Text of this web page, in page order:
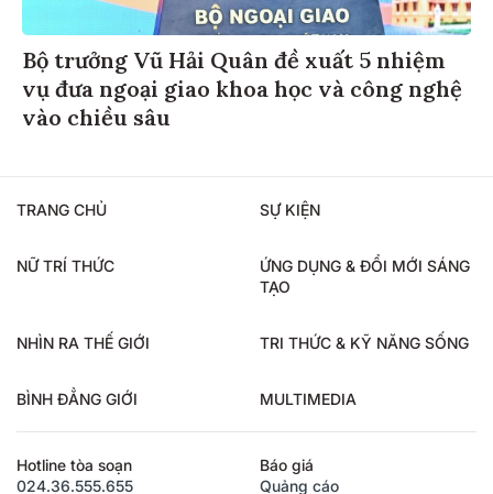
Bộ trưởng Vũ Hải Quân đề xuất 5 nhiệm
vụ đưa ngoại giao khoa học và công nghệ
vào chiều sâu
TRANG CHỦ SỰ KIỆN
NỮ TRÍ THỨC
ỨNG DỤNG & ĐỔI MỚI SÁNG
TẠO
NHÌN RA THẾ GIỚI TRI THỨC & KỸ NĂNG SỐNG
BÌNH ĐẲNG GIỚI MULTIMEDIA
Hotline tòa soạn
024.36.555.655
Báo giá
Quảng cáo